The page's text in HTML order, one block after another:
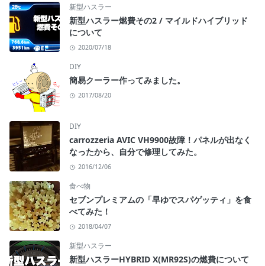
新型ハスラー
新型ハスラー燃費その2 / マイルドハイブリッド
について
2020/07/18
DIY
簡易クーラー作ってみました。
2017/08/20
DIY
carrozzeria AVIC VH9900故障！パネルが出なく
なったから、自分で修理してみた。
2016/12/06
食べ物
セブンプレミアムの「早ゆでスパゲッティ」を食
べてみた！
2018/04/07
新型ハスラー
新型ハスラーHYBRID X(MR92S)の燃費について